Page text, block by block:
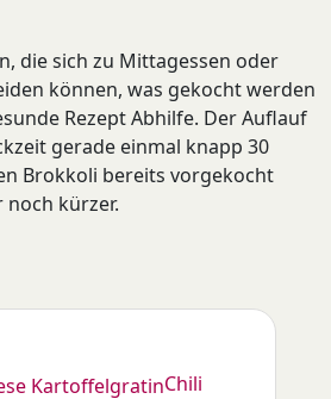
die sich zu Mittagessen oder
können, was gekocht werden
Rezept Abhilfe. Der Auflauf
gerade einmal knapp 30
Brokkoli bereits vorgekocht
noch kürzer.
Chili